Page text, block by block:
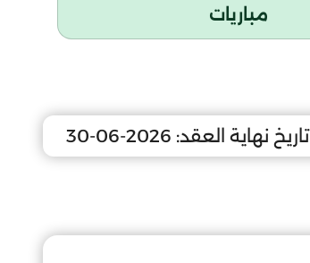
مباريات
تاريخ نهاية العقد: 2026-06-30